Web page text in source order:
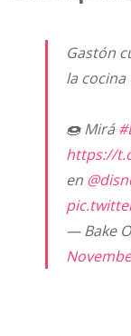
Gastón
la cocina
🍩 Mirá
https://
en
— Bake